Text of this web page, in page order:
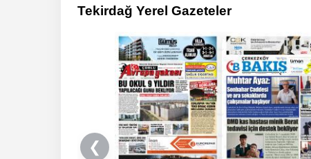
Tekirdağ Yerel Gazeteler
❮